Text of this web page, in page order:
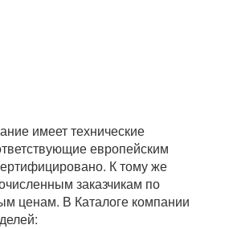
имеет технические
европейским
К тому же
заказчикам по
ценам. В Каталоге компании